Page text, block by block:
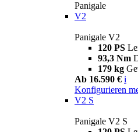
Panigale
V2
Panigale V2
120 PS
93,3 Nm
179 kg
Ab 16.590 € i
Konfigurieren
V2 S
Panigale V2 S